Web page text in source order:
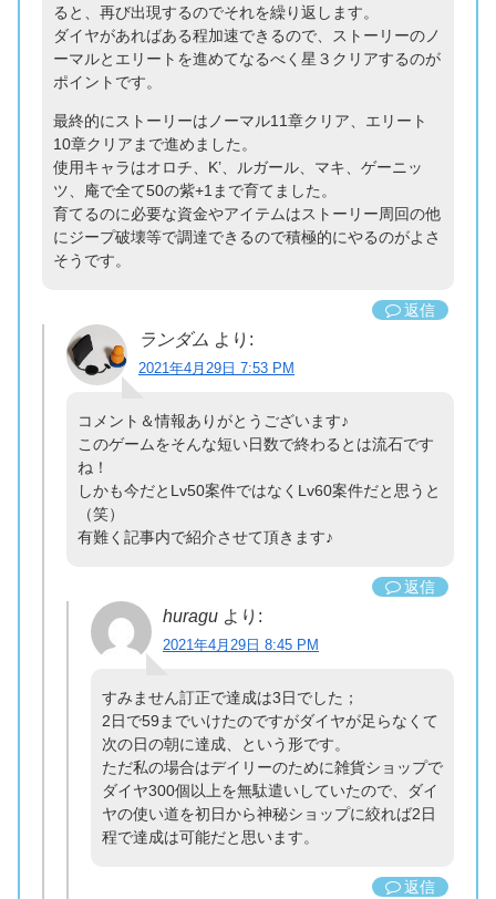
ると、再び出現するのでそれを繰り返します。
ダイヤがあればある程加速できるので、ストーリーのノ
ーマルとエリートを進めてなるべく星３クリアするのが
ポイントです。
最終的にストーリーはノーマル11章クリア、エリート
10章クリアまで進めました。
使用キャラはオロチ、K’、ルガール、マキ、ゲーニッ
ツ、庵で全て50の紫+1まで育てました。
育てるのに必要な資金やアイテムはストーリー周回の他
にジープ破壊等で調達できるので積極的にやるのがよさ
そうです。
返信
ランダム より:
2021年4月29日 7:53 PM
コメント＆情報ありがとうございます♪
このゲームをそんな短い日数で終わるとは流石です
ね！
しかも今だとLv50案件ではなくLv60案件だと思うと
（笑）
有難く記事内で紹介させて頂きます♪
返信
huragu より:
2021年4月29日 8:45 PM
すみません訂正で達成は3日でした；
2日で59までいけたのですがダイヤが足らなくて
次の日の朝に達成、という形です。
ただ私の場合はデイリーのために雑貨ショップで
ダイヤ300個以上を無駄遣いしていたので、ダイ
ヤの使い道を初日から神秘ショップに絞れば2日
程で達成は可能だと思います。
返信